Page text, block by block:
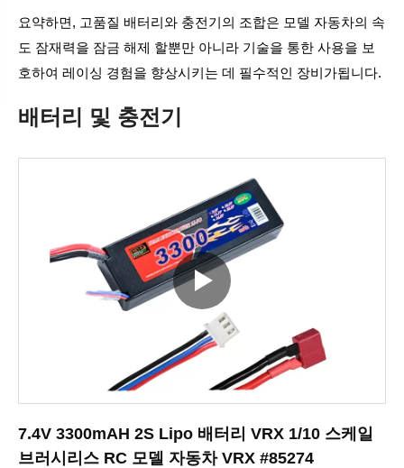
요약하면, 고품질 배터리와 충전기의 조합은 모델 자동차의 속
도 잠재력을 잠금 해제 할뿐만 아니라 기술을 통한 사용을 보
호하여 레이싱 경험을 향상시키는 데 필수적인 장비가됩니다.
배터리 및 충전기
7.4V 3300mAH 2S Lipo 배터리 VRX 1/10 스케일
브러시리스 RC 모델 자동차 VRX #85274